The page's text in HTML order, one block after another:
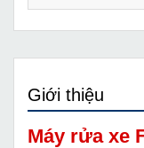
Giới thiệu
Máy rửa xe